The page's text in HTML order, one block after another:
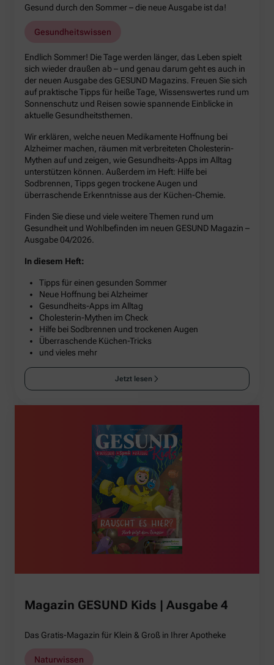
Gesund durch den Sommer – die neue Ausgabe ist da!
Gesundheitswissen
Endlich Sommer! Die Tage werden länger, das Leben spielt
sich wieder draußen ab – und genau darum geht es auch in
der neuen Ausgabe des GESUND Magazins. Freuen Sie sich
auf praktische Tipps für heiße Tage, Wissenswertes rund um
Sonnenschutz und Reisen sowie spannende Einblicke in
aktuelle Gesundheitsthemen.
Wir erklären, welche neuen Medikamente Hoffnung bei
Alzheimer machen, räumen mit verbreiteten Cholesterin-
Mythen auf und zeigen, wie Gesundheits-Apps im Alltag
unterstützen können. Außerdem im Heft: Hilfe bei
Sodbrennen, Tipps gegen trockene Augen und
überraschende Erkenntnisse aus der Küchen-Chemie.
Finden Sie diese und viele weitere Themen rund um
Gesundheit und Wohlbefinden im neuen GESUND Magazin –
Ausgabe 04/2026.
In diesem Heft:
Tipps für einen gesunden Sommer
Neue Hoffnung bei Alzheimer
Gesundheits-Apps im Alltag
Cholesterin-Mythen im Check
Hilfe bei Sodbrennen und trockenen Augen
Überraschende Küchen-Tricks
und vieles mehr
Jetzt lesen
Magazin GESUND Kids | Ausgabe 4
Das Gratis-Magazin für Klein & Groß in Ihrer Apotheke
Naturwissen